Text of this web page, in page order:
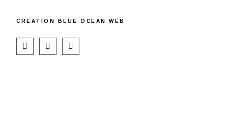
CR ÉATION BLUE OCEAN WEB